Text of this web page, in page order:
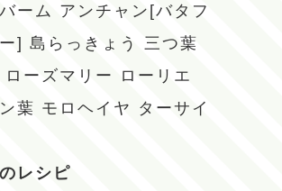
ーム アンチャン[バタフ
] 島らっきょう
三つ葉
ローズマリー
ローリエ
葉 モロヘイヤ ターサイ
レシピ